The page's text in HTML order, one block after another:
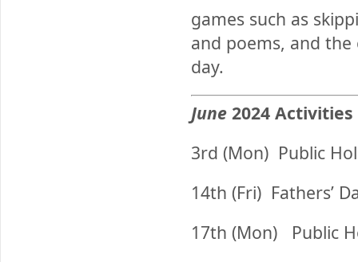
games such as
and poems, and
day.
June 2024 Activities
3rd (Mon) Public
14th (Fri) Fathers’
17th (Mon)
Public